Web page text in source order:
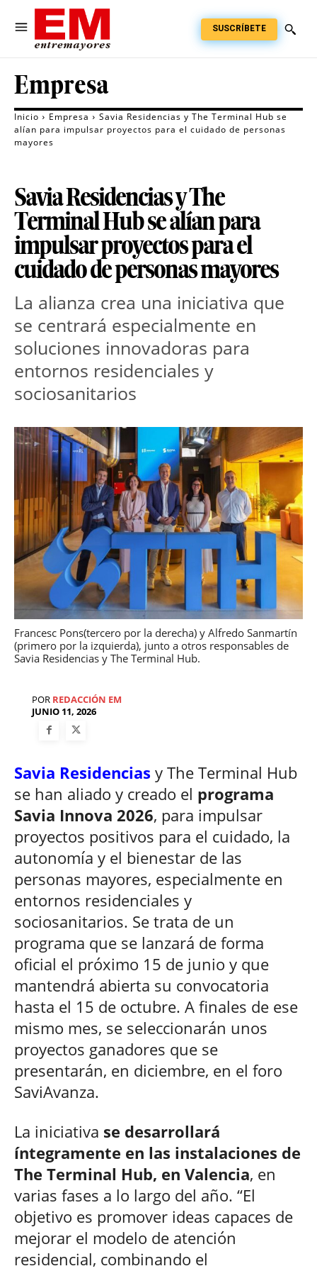
SUSCRÍBETE
Empresa
Inicio Empresa
Savia Residencias y The Terminal Hub se
alían para impulsar proyectos para el cuidado de personas
mayores
Savia Residencias y The
Terminal Hub se alían para
impulsar proyectos para el
cuidado de personas mayores
La alianza crea una iniciativa que
se centrará especialmente en
soluciones innovadoras para
entornos residenciales y
sociosanitarios
Francesc Pons(tercero por la derecha) y Alfredo Sanmartín
(primero por la izquierda), junto a otros responsables de
Savia Residencias y The Terminal Hub.
POR REDACCIÓN EM
JUNIO 11, 2026
Savia Residencias y The Terminal Hub
se han aliado y creado el programa
Savia Innova 2026, para impulsar
proyectos positivos para el cuidado, la
autonomía y el bienestar de las
personas mayores, especialmente en
entornos residenciales y
sociosanitarios. Se trata de un
programa que se lanzará de forma
oficial el próximo 15 de junio y que
mantendrá abierta su convocatoria
hasta el 15 de octubre. A finales de ese
mismo mes, se seleccionarán unos
proyectos ganadores que se
presentarán, en diciembre, en el foro
SaviAvanza.
La iniciativa se desarrollará
íntegramente en las instalaciones de
The Terminal Hub, en Valencia, en
varias fases a lo largo del año. “El
objetivo es promover ideas capaces de
mejorar el modelo de atención
residencial, combinando el